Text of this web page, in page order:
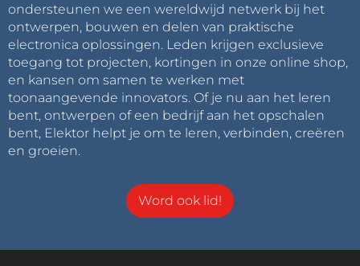
ondersteunen we een wereldwijd netwerk bij het
ontwerpen, bouwen en delen van praktische
electronica oplossingen. Leden krijgen exclusieve
toegang tot projecten, kortingen in onze online shop,
en kansen om samen te werken met
toonaangevende innovators. Of je nu aan het leren
bent, ontwerpen of een bedrijf aan het opschalen
bent, Elektor helpt je om te leren, verbinden, creëren
en groeien.
Word ook lid!